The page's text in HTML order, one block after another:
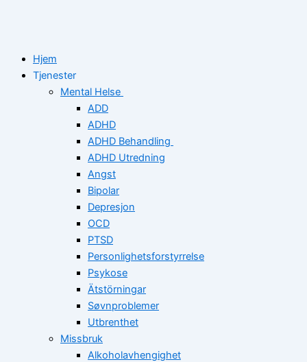
Hjem
Tjenester
Mental Helse
ADD
ADHD
ADHD Behandling
ADHD Utredning
Angst
Bipolar
Depresjon
OCD
PTSD
Personlighetsforstyrrelse
Psykose
Ätstörningar
Søvnproblemer
Utbrenthet
Missbruk
Alkoholavhengighet